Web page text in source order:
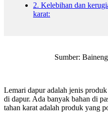
2. Kelebihan dan
karat:
Sumber:
Lemari dapur adalah jenis
di dapur. Ada banyak bahan di
tahan karat adalah produk yang